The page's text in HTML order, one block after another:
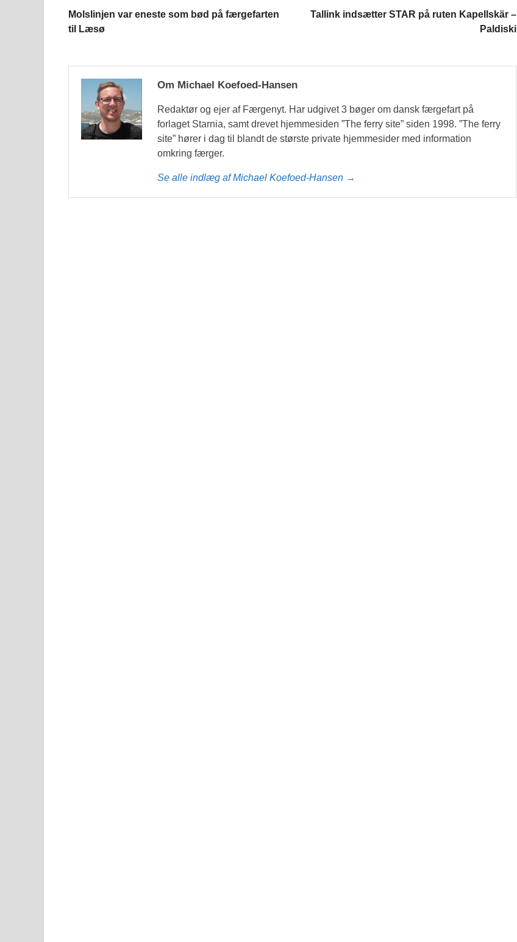
Molslinjen var eneste som bød på færgefarten
til Læsø
Tallink indsætter STAR på ruten Kapellskär –
Paldiski
Om Michael Koefoed-Hansen
Redaktør og ejer af Færgenyt. Har udgivet 3 bøger om dansk færgefart på
forlaget Starnia, samt drevet hjemmesiden ”The ferry site” siden 1998. ”The ferry
site” hører i dag til blandt de største private hjemmesider med information
omkring færger.
Se alle indlæg af Michael Koefoed-Hansen →